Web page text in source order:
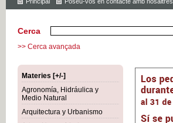
Cerca
>> Cerca avançada
Materies [+/-]
Agronomía, Hidráulica y
Medio Natural
Arquitectura y Urbanismo